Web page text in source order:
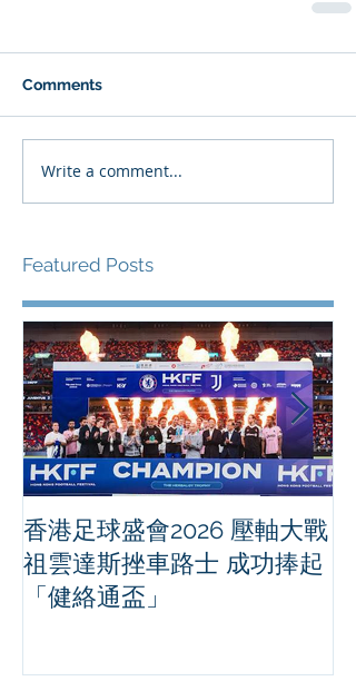
Comments
Write a comment...
Featured Posts
香港足球盛會2026 壓軸大戰
祖雲達斯挫車路士 成功捧起
「健絡通盃」